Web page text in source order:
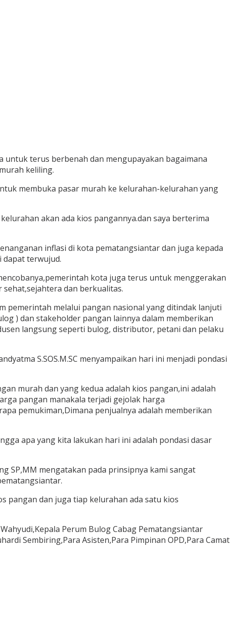
terus berbenah dan mengupayakan bagaimana
keliling.
membuka pasar murah ke kelurahan-kelurahan yang
akan ada kios pangannya.dan saya berterima
inflasi di kota pematangsiantar dan juga kepada
terwujud.
kota juga terus untuk menggerakan
dan berkualitas.
pemerintah melalui pangan nasional yang ditindak lanjuti
) dan stakeholder pangan lainnya dalam memberikan
langsung seperti bulog, distributor, petani dan pelaku
S.SOS.M.SC menyampaikan hari ini menjadi pondasi
murah dan yang kedua adalah kios pangan,ini adalah
pangan manakala terjadi gejolak harga
pemukiman,Dimana penjualnya adalah memberikan
apa yang kita lakukan hari ini adalah pondasi dasar
SP,MM mengatakan pada prinsipnya kami sangat
pangan dan juga tiap kelurahan ada satu kios
Perum Bulog Cabag Pematangsiantar
Sembiring,Para Asisten,Para Pimpinan OPD,Para Camat